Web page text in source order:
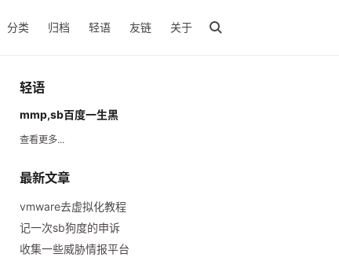
分类 归档 轻语 友链 关于
轻语
mmp,sb百度一生黑
查看更多...
最新文章
vmware去虚拟化教程
记一次sb狗度的申诉
收集一些威胁情报平台